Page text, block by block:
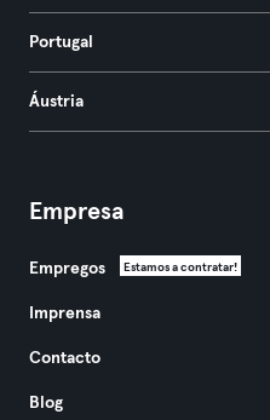
Portugal
Áustria
Empresa
Empregos Estamos a contratar!
Imprensa
Contacto
Blog